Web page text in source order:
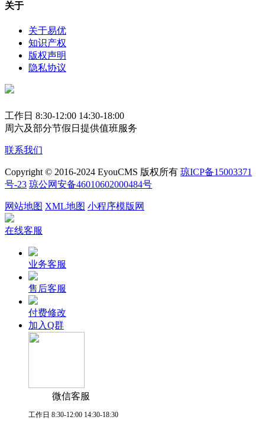
关于
关于易优
知识产权
版权声明
隐私协议
工作日 8:30-12:00 14:30-18:00
周六及部分节假日提供值班服务
联系我们
Copyright © 2016-2024 EyouCMS 版权所有 琼ICP备15003371
号-23 琼公网安备46010602000484号
网站地图 XML地图 小程序模版网
在线客服
业务客服
售后客服
付费修改
加入Q群
微信客服
工作日 8:30-12:00 14:30-18:30